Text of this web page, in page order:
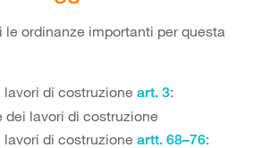
le ordinanze importanti per questa
lavori di costruzione art. 3:
dei lavori di costruzione
lavori di costruzione artt. 68–76: